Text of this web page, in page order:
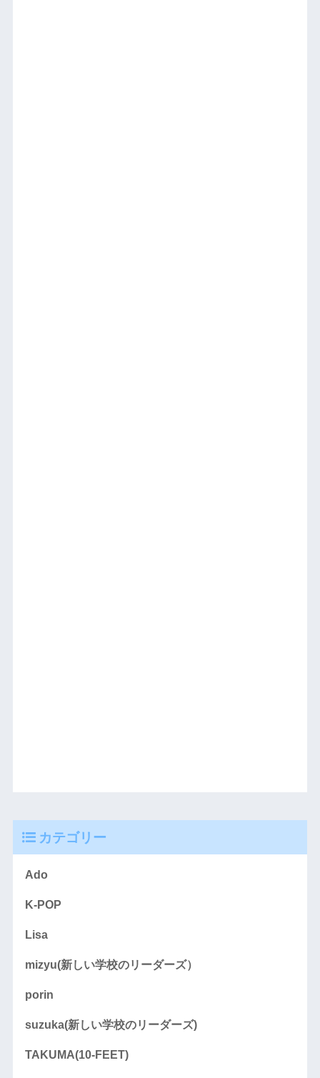
カテゴリー
Ado
K-POP
Lisa
mizyu(新しい学校のリーダーズ）
porin
suzuka(新しい学校のリーダーズ)
TAKUMA(10-FEET)